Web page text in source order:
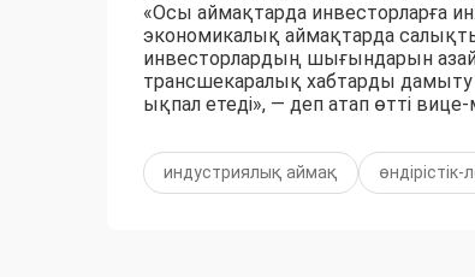
«Осы аймақтарда инвесторларға
экономикалық аймақтарда
инвесторлардың шығындарын
трансшекаралық хабтарды дамыту
ықпал етеді», — деп атап өтті
индустриялық аймақ өндірістік-